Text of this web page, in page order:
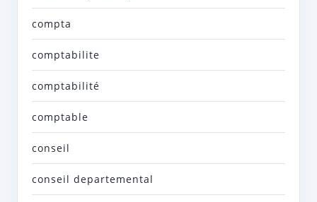
compta
comptabilite
comptabilité
comptable
conseil
conseil departemental